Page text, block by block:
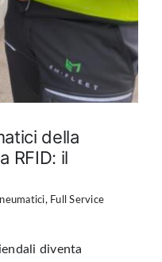
della
RFID: il
, Full Service
diventa